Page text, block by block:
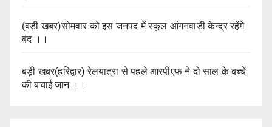
(बड़ी खबर)सोमवार को इस जनपद में स्कूल आंगनवाड़ी केन्द्र रहेंगे
बंद ।।
बड़ी खबर(हरिद्वार) रेलयात्रा से पहले आरपीएफ ने दो साल के बच्चें
की बचाई जान ।।